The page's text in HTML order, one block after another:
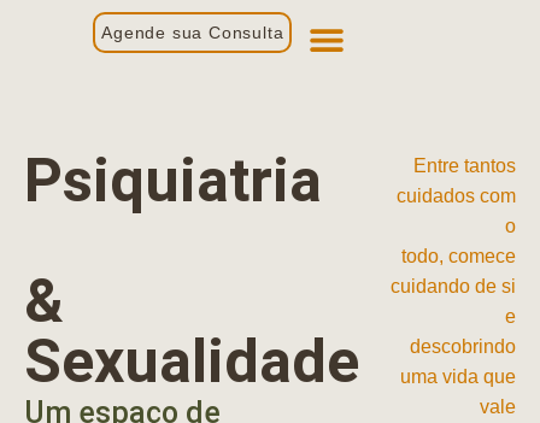
Agende sua Consulta
Psiquiatria
&
Sexualidade
Um espaço de
Entre tantos
cuidados com
o
todo, comece
cuidando de si
e
descobrindo
uma vida que
vale